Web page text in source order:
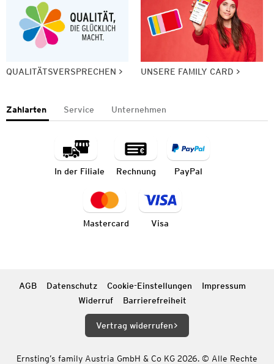
QUALITÄTSVERSPRECHEN UNSERE FAMILY CARD
Zahlarten Service Unternehmen
In der Filiale Rechnung PayPal
Mastercard Visa
AGB Datenschutz Cookie-Einstellungen
Impressum
Widerruf
Barrierefreiheit
Vertrag widerrufen
Ernsting’s family Austria GmbH & Co KG 2026. © Alle Rechte